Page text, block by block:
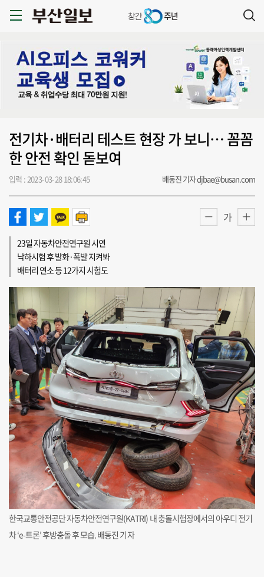
전기차·배터리 테스트 현장 가 보니… 꼼꼼
한 안전 확인 돋보여
입력 : 2023-03-28 18:06:45 배동진 기자 djbae@busan.com
가
23일 자동차안전연구원 시연
낙하시험 후 발화·폭발 지켜봐
배터리 연소 등 12가지 시험도
한국교통안전공단 자동차안전연구원(KATRI) 내 충돌시험장에서의 아우디 전기
차 ‘e-트론’ 후방충돌 후 모습. 배동진 기자